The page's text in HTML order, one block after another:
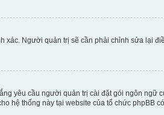
xác. Người quản trị sẽ cần phải chỉnh sửa lại
yêu cầu người quản trị cài đặt gói ngôn ngữ
hệ thống này tại website của tổ chức phpBB